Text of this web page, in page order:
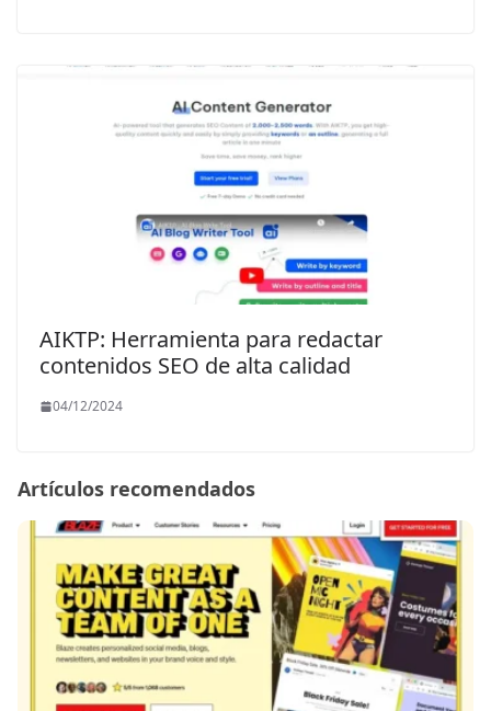
AIKTP: Herramienta para redactar
contenidos SEO de alta calidad
04/12/2024
Artículos recomendados